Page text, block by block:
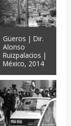
Güeros | Dir.
Alonso
Ruizpalacios |
México, 2014